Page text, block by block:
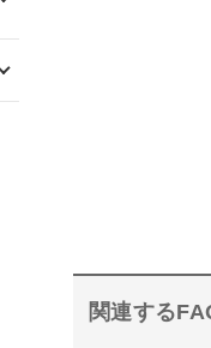
関連する